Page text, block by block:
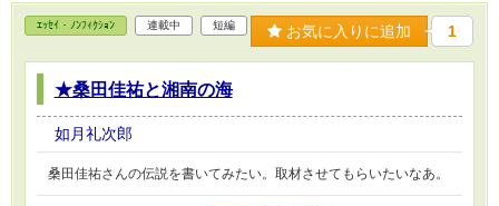
ｴｯｾｲ・ﾉﾝﾌｨｸｼｮﾝ 連載中 短編 お気に入りに追加 1
★桑田佳祐と湘南の海
如月礼次郎
桑田佳祐さんの伝説を書いてみたい。取材させてもらいたいなあ。